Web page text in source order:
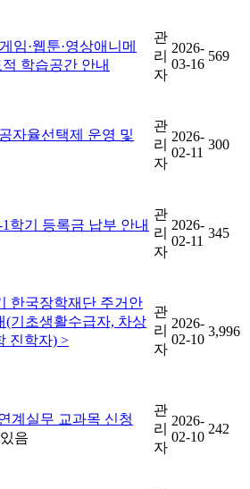
임·웹툰·영상애니메
학습공간 안내
관
리
자
2026-
03-16
569
자율선택제 운영 및
관
리
자
2026-
02-11
300
학기 등록금 납부 안내
관
리
자
2026-
02-11
345
한국장학재단 주거안
(기초생활수급자, 차상
진학자) >
관
리
자
2026-
02-10
3,996
계실무 교과목 신청
관
리
자
2026-
02-10
242